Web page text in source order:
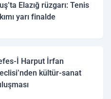
Elazığ rüzgarı: Tenis
yarı finalde
İ Harput İrfan
kültür-sanat